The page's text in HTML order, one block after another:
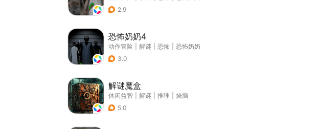
2.9
恐怖奶奶4
动作冒险 解谜 恐怖
恐怖奶奶
3.0
解谜魔盒
休闲益智 解谜 推理
烧脑
5.0